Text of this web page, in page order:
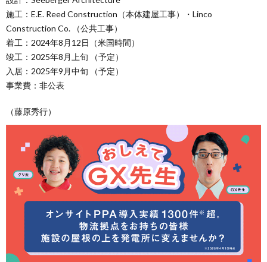
施工：E.E. Reed Construction（本体建屋工事）・Linco
Construction Co. （公共工事）
着工：2024年8月12日（米国時間）
竣工：2025年8月上旬 （予定）
入居：2025年9月中旬 （予定）
事業費：非公表
（藤原秀行）